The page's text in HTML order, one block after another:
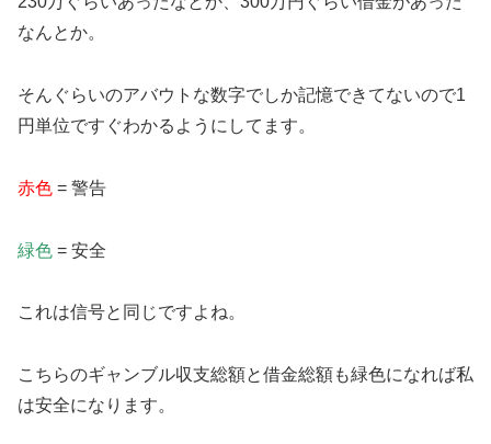
なんとか。
そんぐらいのアバウトな数字でしか記憶できてないので1
円単位ですぐわかるようにしてます。
赤色 = 警告
緑色 = 安全
これは信号と同じですよね。
こちらのギャンブル収支総額と借金総額も緑色になれば私
は安全になります。